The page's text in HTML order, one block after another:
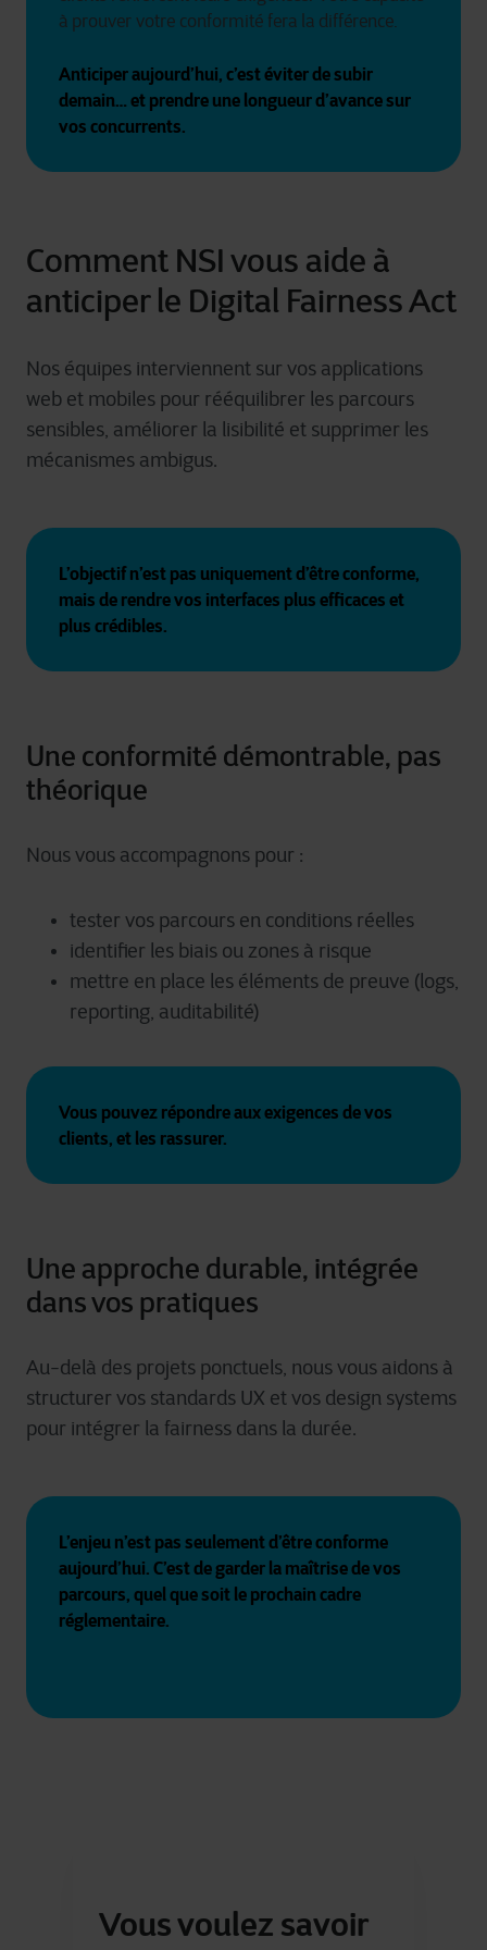
à prouver votre conformité fera la différence.
Anticiper aujourd’hui, c’est éviter de subir
demain… et prendre une longueur d’avance sur
vos concurrents.
Comment NSI vous aide à
anticiper le Digital Fairness Act
Nos équipes interviennent sur vos applications
web et mobiles pour rééquilibrer les parcours
sensibles, améliorer la lisibilité et supprimer les
mécanismes ambigus.
L’objectif n’est pas uniquement d’être conforme,
mais de rendre vos interfaces plus efficaces et
plus crédibles.
Une conformité démontrable, pas
théorique
Nous vous accompagnons pour :
tester vos parcours en conditions réelles
identifier les biais ou zones à risque
mettre en place les éléments de preuve (logs,
reporting, auditabilité)
Vous pouvez répondre aux exigences de vos
clients, et les rassurer.
Une approche durable, intégrée
dans vos pratiques
Au-delà des projets ponctuels, nous vous aidons à
structurer vos standards UX et vos design systems
pour intégrer la fairness dans la durée.
L’enjeu n’est pas seulement d’être conforme
aujourd’hui. C’est de garder la maîtrise de vos
parcours, quel que soit le prochain cadre
réglementaire.
Vous voulez savoir